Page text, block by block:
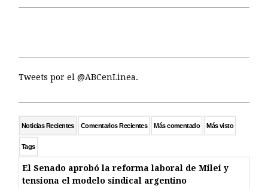
Tweets por el @ABCenLinea.
Noticias Recientes Comentarios Recientes Más comentado Más visto
Tags
El Senado aprobó la reforma laboral de Milei y
tensiona el modelo sindical argentino